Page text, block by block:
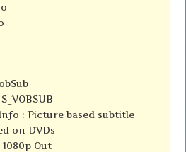
: Picture based subtitle
on DVDs
Out